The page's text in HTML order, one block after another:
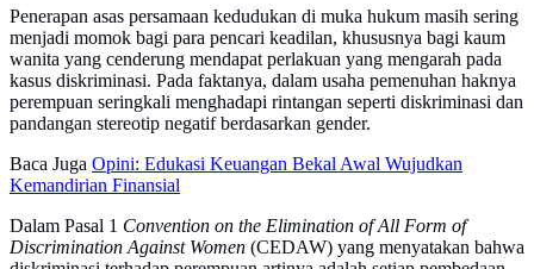
Penerapan asas persamaan kedudukan di muka hukum masih sering
menjadi momok bagi para pencari keadilan, khususnya bagi kaum
wanita yang cenderung mendapat perlakuan yang mengarah pada
kasus diskriminasi. Pada faktanya, dalam usaha pemenuhan haknya
perempuan seringkali menghadapi rintangan seperti diskriminasi dan
pandangan stereotip negatif berdasarkan gender.
Baca Juga Opini: Edukasi Keuangan Bekal Awal Wujudkan
Kemandirian Finansial
Dalam Pasal 1 Convention on the Elimination of All Form of
Discrimination Against Women (CEDAW) yang menyatakan bahwa